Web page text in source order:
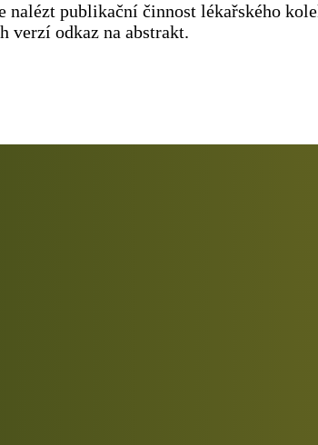
nalézt publikační činnost lékařského
verzí odkaz na abstrakt.